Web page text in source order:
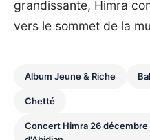
grandissante, Himra
vers le sommet de la
Album Jeune & Riche
Chetté
Concert Himra 26